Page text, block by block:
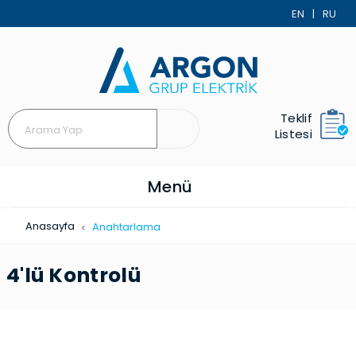
EN | RU
Teklif
Listesi
Menü
Anasayfa Anahtar­lama
4'lü Kontrolü